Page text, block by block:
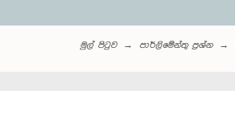
මුල් පිටුව පාර්ලි‌මේන්තු‌ ප්‍රශ්න